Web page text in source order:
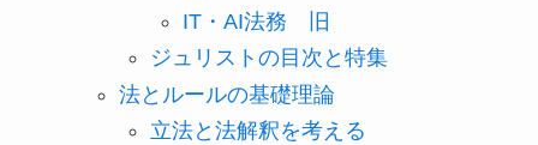
IT・AI法務 旧
ジュリストの目次と特集
法とルールの基礎理論
立法と法解釈を考える